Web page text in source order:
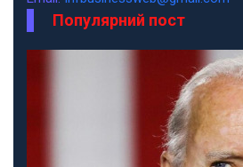
Популярний пост